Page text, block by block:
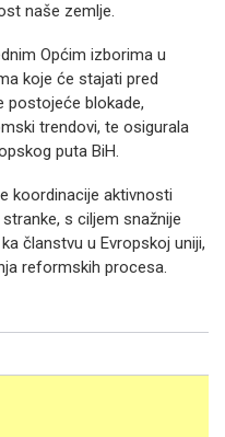
naše zemlje.
Općim izborima u
koje će stajati pred
postojeće blokade,
trendovi, te osigurala
puta BiH.
koordinacije aktivnosti
s ciljem snažnije
članstvu u Evropskoj uniji,
reformskih procesa.